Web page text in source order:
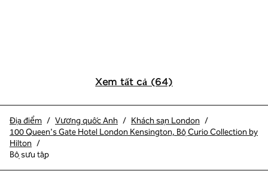
Xem tất cả (64)
Địa điểm / Vương quốc Anh / Khách sạn London /
100 Queen's Gate Hotel London Kensington, Bộ Curio Collection by
Hilton /
Bộ sưu tập